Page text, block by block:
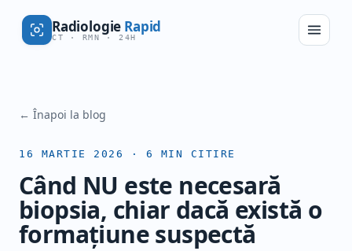
Radiologie Rapid
CT · RMN · 24H
← Înapoi la blog
16 MARTIE 2026 · 6 MIN CITIRE
Când NU este necesară
biopsia, chiar dacă există o
formațiune suspectă